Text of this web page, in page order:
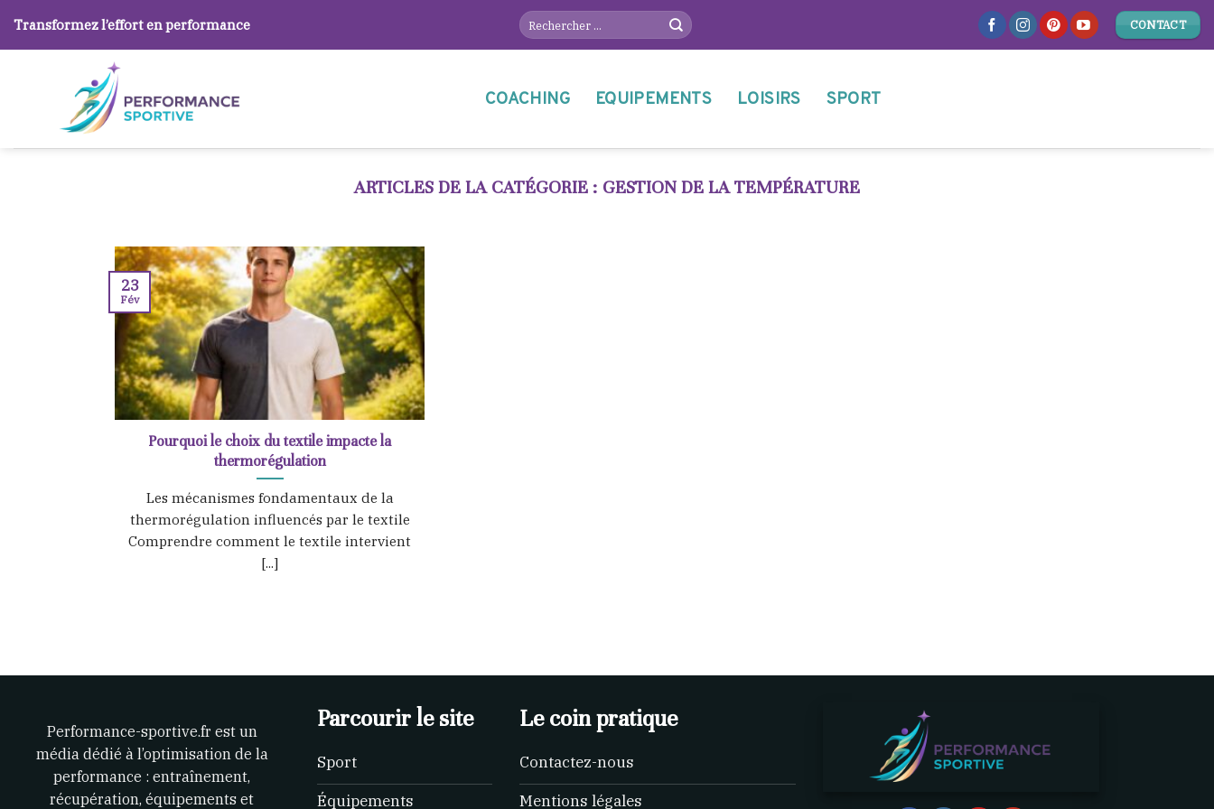
Transformez l’effort en performance CONTACT
COACHING EQUIPEMENTS LOISIRS SPORT
GESTION DE LA TEMPÉRATURE
Pourquoi le choix du textile impacte la
thermorégulation
Les mécanismes fondamentaux de la
thermorégulation influencés par le textile
Comprendre comment le textile intervient
[...]
23
Fév
Performance-sportive.fr est un
média dédié à l’optimisation de la
performance : entraînement,
récupération, équipements et
Parcourir le site
Sport
Équipements
Le coin pratique
Contactez-nous
Mentions légales